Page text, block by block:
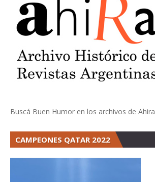
Buscá Buen Humor en los archivos de Ahira
CAMPEONES QATAR 2022